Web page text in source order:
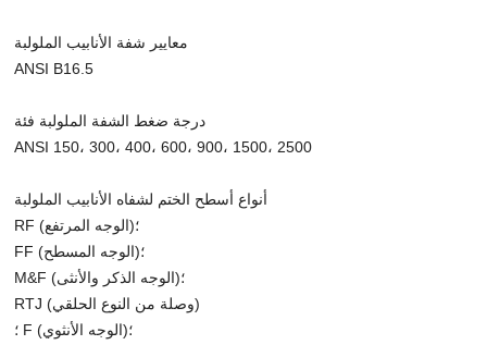
معايير شفة الأنابيب الملولبة
ANSI B16.5
درجة ضغط الشفة الملولبة فئة
ANSI 150، 300، 400، 600، 900، 1500، 2500
أنواع أسطح الختم لشفاه الأنابيب الملولبة
RF (الوجه المرتفع)؛
FF (الوجه المسطح)؛
M&F (الوجه الذكر والأنثى)؛
RTJ (وصلة من النوع الحلقي)
؛ F (الوجه الأنثوي)؛